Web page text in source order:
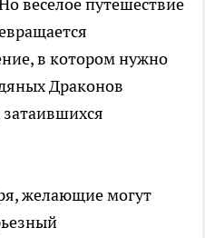
веселое путешествие
в котором нужно
Драконов
желающие могут